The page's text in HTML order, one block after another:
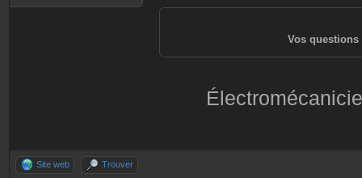
Vos questions
Site web Trouver